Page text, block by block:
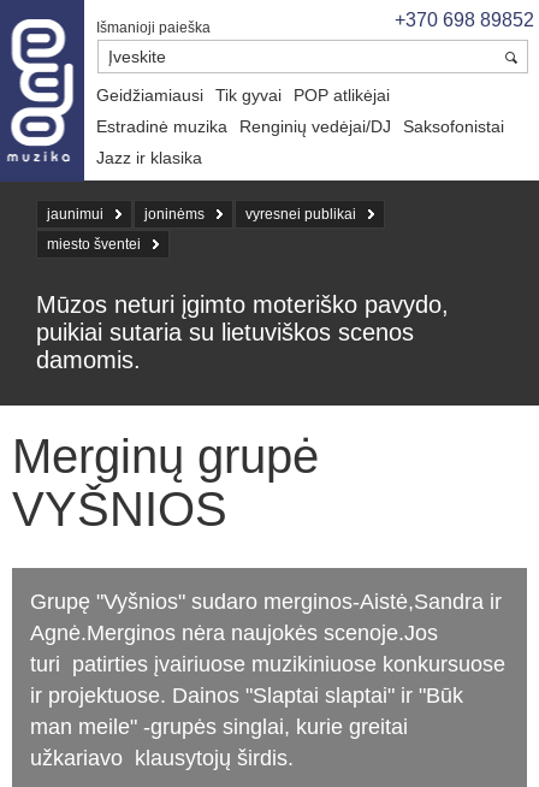
+370 698 89852
Išmanioji paieška
Geidžiamiausi Tik gyvai
POP atlikėjai
Estradinė muzika
Renginių vedėjai/DJ
Saksofonistai
Jazz ir klasika
jaunimui joninėms
vyresnei publikai
miesto šventei
Mūzos neturi įgimto moteriško pavydo,
puikiai sutaria su lietuviškos scenos
damomis.
Merginų grupė
VYŠNIOS
Grupę "Vyšnios" sudaro merginos-Aistė,Sandra ir
Agnė.Merginos nėra naujokės scenoje.Jos
turi patirties įvairiuose muzikiniuose konkursuose
ir projektuose. Dainos "Slaptai slaptai" ir "Būk
man meile" -grupės singlai, kurie greitai
užkariavo klausytojų širdis.